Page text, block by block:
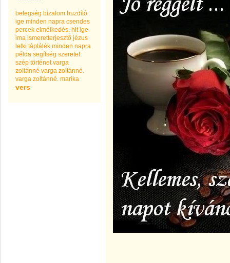
betegség bizalom buzdító
ige minden napra csendes
percek elmélkedés. hit ige
ima ismeretterjesztő jézus
lelki táplálék minden napra
példa segítség szeretet
szép történet varga
zoltánné varga zoltánné.
varga zoltánné. marika
vers